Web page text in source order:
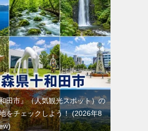
田市』（人気観光スポット）の
をチェックしよう！ 2026年8